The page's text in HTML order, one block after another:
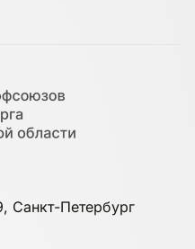
Санкт-Петербург